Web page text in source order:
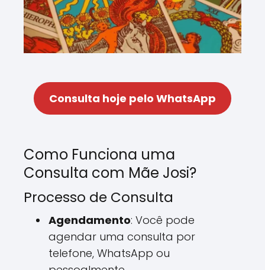
Consulta hoje pelo WhatsApp
Como Funciona uma
Consulta com Mãe Josi?
Processo de Consulta
Agendamento: Você pode
agendar uma consulta por
telefone, WhatsApp ou